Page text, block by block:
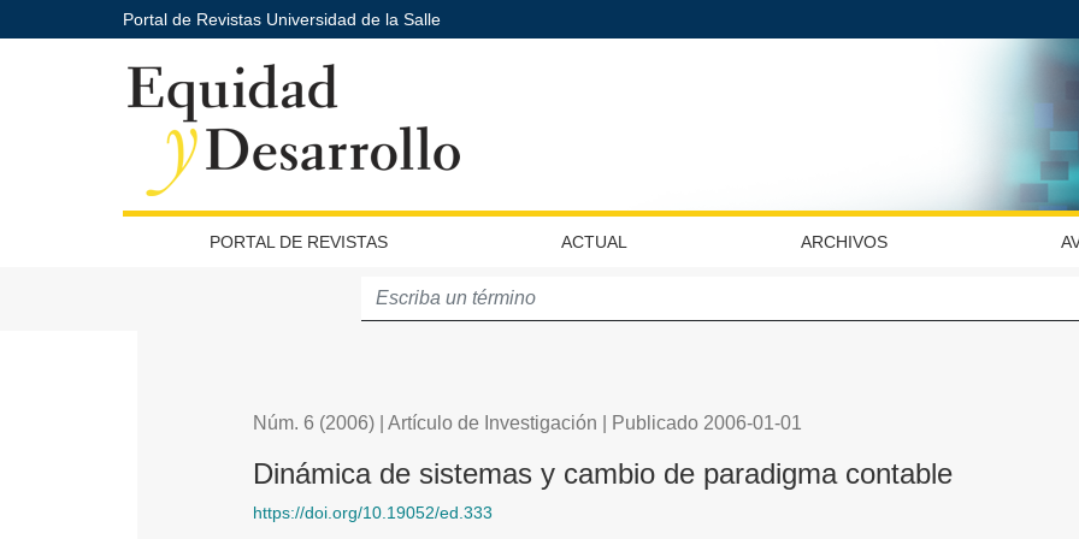
Portal de Revistas Universidad de la Salle
PORTAL DE REVISTAS ACTUAL ARCHIVOS
Núm. 6 (2006) Artículo de Investigación | Publicado 2006-01-01
Dinámica de sistemas y cambio de paradigma contable
https://doi.org/10.19052/ed.333